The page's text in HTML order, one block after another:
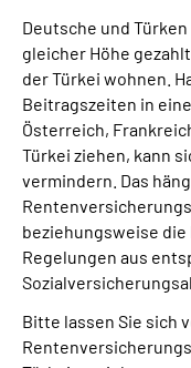
Deutsche und
gleicher Höhe
der Türkei wohnen.
Beitragszeiten in
Österreich,
Türkei ziehen, kann
vermindern. Das
beziehungsweise
Regelungen aus
Bitte lassen Sie sich